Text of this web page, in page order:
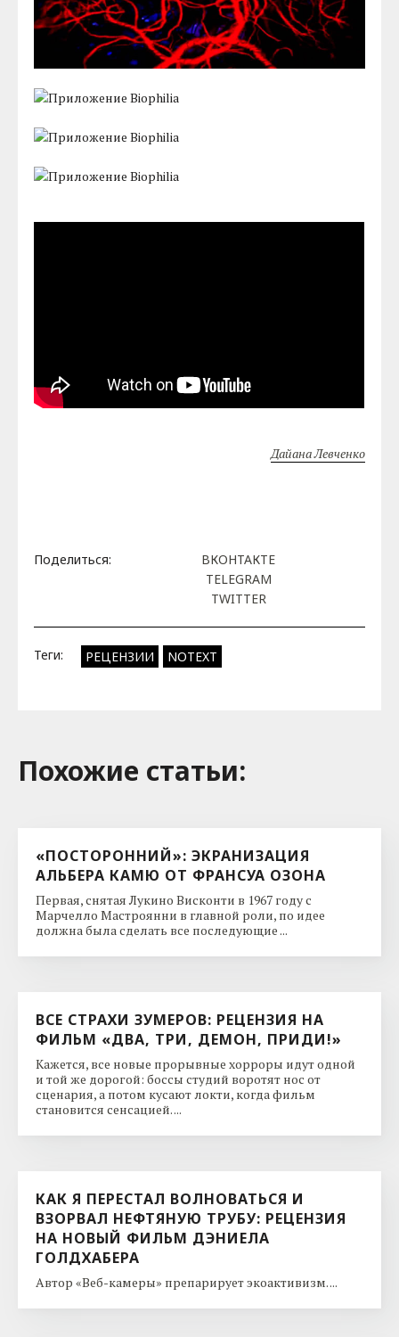
Дайана Левченко
Поделиться:
ВКОНТАКТЕ
TELEGRAM
TWITTER
Теги: РЕЦЕНЗИИ NOTEXT
Похожие cтатьи:
«ПОСТОРОННИЙ»: ЭКРАНИЗАЦИЯ
АЛЬБЕРА КАМЮ ОТ ФРАНСУА ОЗОНА
Первая, снятая Лукино Висконти в 1967 году с
Марчелло Мастроянни в главной роли, по идее
должна была сделать все последующие ...
ВСЕ СТРАХИ ЗУМЕРОВ: РЕЦЕНЗИЯ НА
ФИЛЬМ «ДВА, ТРИ, ДЕМОН, ПРИДИ!»
Кажется, все новые прорывные хорроры идут одной
и той же дорогой: боссы студий воротят нос от
сценария, а потом кусают локти, когда фильм
становится сенсацией. ...
КАК Я ПЕРЕСТАЛ ВОЛНОВАТЬСЯ И
ВЗОРВАЛ НЕФТЯНУЮ ТРУБУ: РЕЦЕНЗИЯ
НА НОВЫЙ ФИЛЬМ ДЭНИЕЛА
ГОЛДХАБЕРА
Автор «Веб-камеры» препарирует экоактивизм. ...